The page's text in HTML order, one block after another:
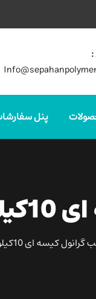
:
پنل
508
کیسه ای 10کیلویی 508